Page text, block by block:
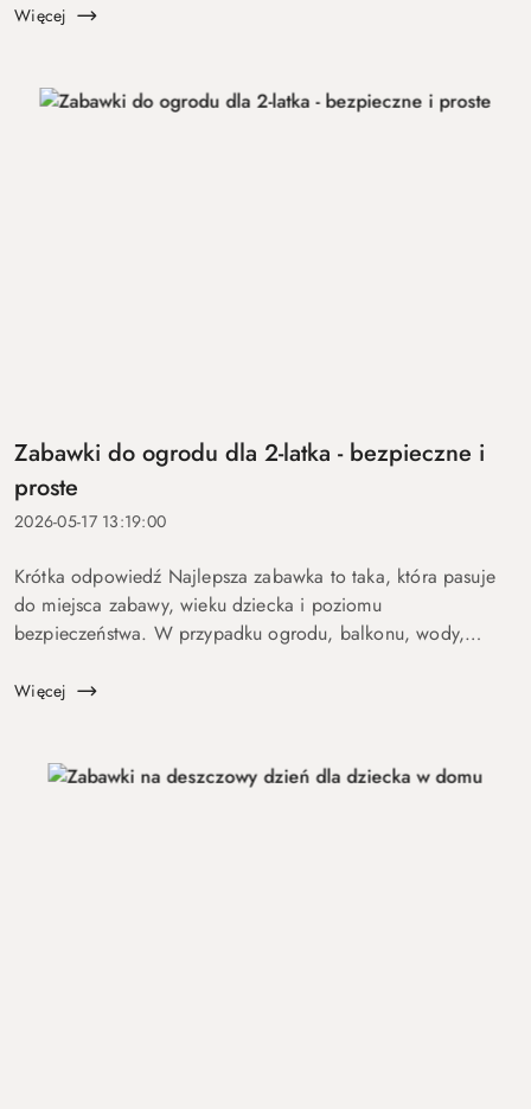
zasady, trwałość, ł...
Więcej
Zabawki do ogrodu dla 2-latka - bezpieczne i
proste
2026-05-17 13:19:00
Krótka odpowiedź Najlepsza zabawka to taka, która pasuje
do miejsca zabawy, wieku dziecka i poziomu
bezpieczeństwa. W przypadku ogrodu, balkonu, wody,
zasady, trwałość, ł...
Więcej